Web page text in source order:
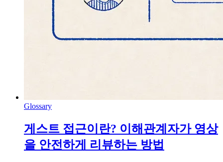
Glossary
게스트 접근이란? 이해관계자가 영상
을 안전하게 리뷰하는 방법